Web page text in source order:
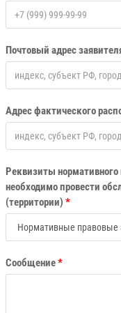
Почтовый адрес
Адрес фактического
Реквизиты нормативного
необходимо провести
(территории) *
Сообщение*